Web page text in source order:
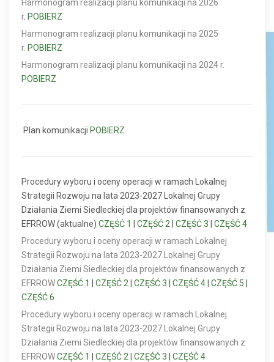
Harmonogram realizacji planu komunikacji na 2026
r. POBIERZ
Harmonogram realizacji planu komunikacji na 2025
r. POBIERZ
Harmonogram realizacji planu komunikacji na 2024 r.
POBIERZ
Plan komunikacji POBIERZ
Procedury wyboru i oceny operacji w ramach Lokalnej
Strategii Rozwoju na lata 2023-2027 Lokalnej Grupy
Działania Ziemi Siedleckiej dla projektów finansowanych z
EFRROW (aktualne) CZĘŚĆ 1 | CZĘŚĆ 2 | CZĘŚĆ 3 | CZĘŚĆ 4
Procedury wyboru i oceny operacji w ramach Lokalnej
Strategii Rozwoju na lata 2023-2027 Lokalnej Grupy
Działania Ziemi Siedleckiej dla projektów finansowanych z
EFRROWCZĘŚĆ 1 | CZĘŚĆ 2 | CZĘŚĆ 3 | CZĘŚĆ 4| CZĘŚĆ 5 |
CZĘŚĆ 6
Procedury wyboru i oceny operacji w ramach Lokalnej
Strategii Rozwoju na lata 2023-2027 Lokalnej Grupy
Działania Ziemi Siedleckiej dla projektów finansowanych z
EFRROWCZĘŚĆ 1 | CZĘŚĆ 2 | CZĘŚĆ 3 | CZĘŚĆ 4